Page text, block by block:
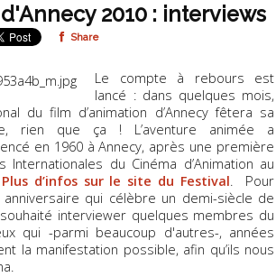
2010 : interviews
Share
Le compte à rebours est
lancé : dans quelques mois,
du film d’animation d’Annecy fêtera sa
rien que ça ! L’aventure animée a
en 1960 à Annecy, après une première
Internationales du Cinéma d’Animation au
Plus d’infos sur le site du Festival. Pour
qui célèbre un demi-siècle de
interviewer quelques membres du
qui -parmi beaucoup d'autres-, années
la manifestation possible, afin qu’ils nous